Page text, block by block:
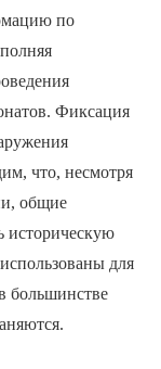
по
Фиксация
что, несмотря
общие
историческую
для
большинстве